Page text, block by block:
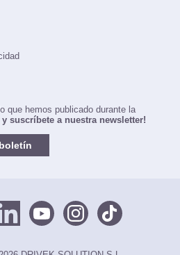
que hemos publicado durante la